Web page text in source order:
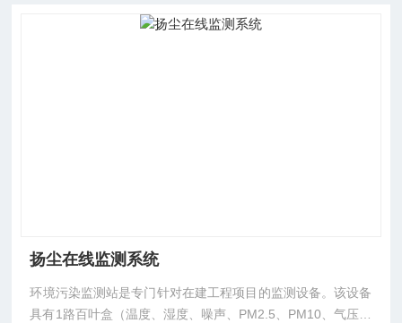
扬尘在线监测系统
环境污染监测站是专门针对在建工程项目的监测设备。该设备
具有1路百叶盒（温度、湿度、噪声、PM2.5、PM10、气压、